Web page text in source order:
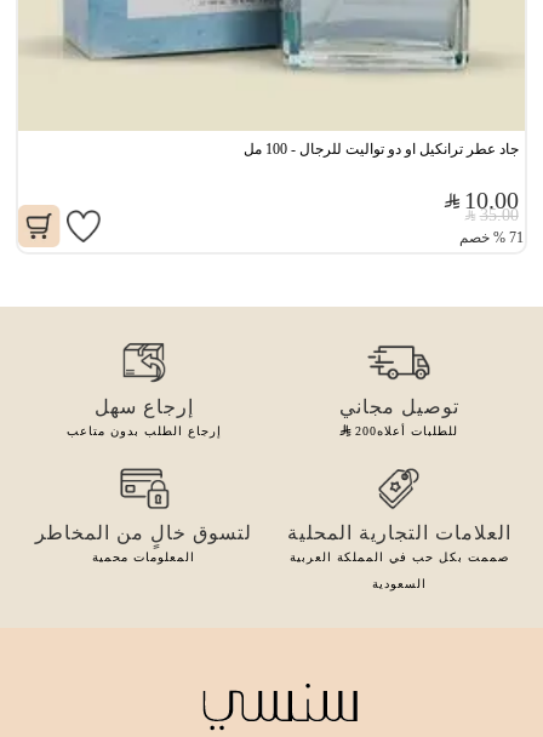
جاد عطر ترانكيل او دو تواليت للرجال - 100 مل
10.00
35.00
71
% خصم
توصيل مجاني
للطلبات أعلاه200
إرجاع سهل
إرجاع الطلب بدون متاعب
العلامات التجارية المحلية
صممت بكل حب في المملكة العربية
السعودية
لتسوق خالٍ من المخاطر
المعلومات محمية